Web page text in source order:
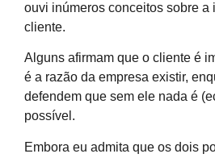
ouvi inúmeros conceitos sobre a
cliente.
Alguns afirmam que o cliente é
é a razão da empresa existir,
defendem que sem ele nada é
possível.
Embora eu admita que os dois